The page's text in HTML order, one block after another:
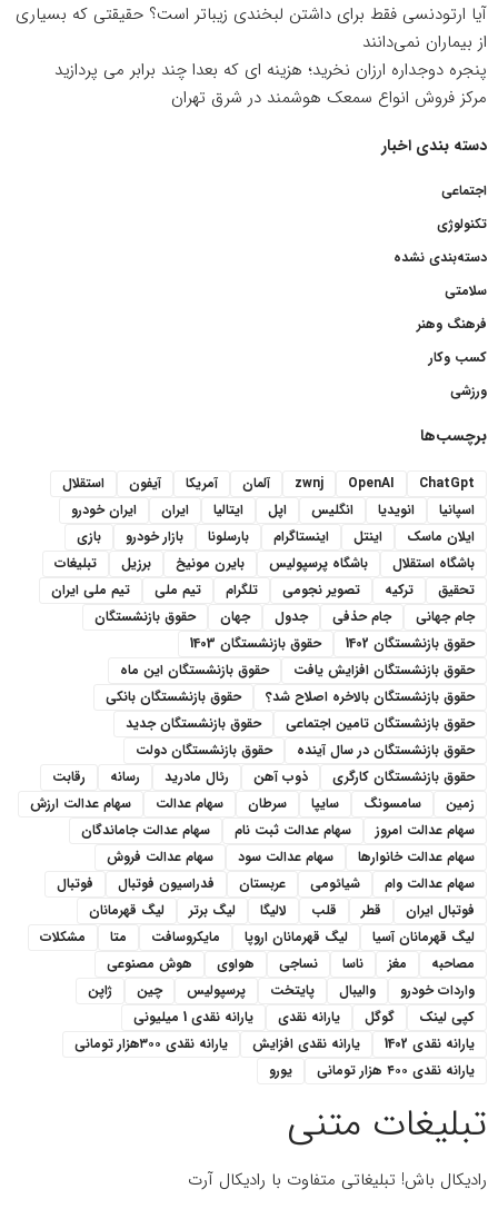
آیا ارتودنسی فقط برای داشتن لبخندی زیباتر است؟ حقیقتی که بسیاری
از بیماران نمی‌دانند
پنجره دوجداره ارزان نخرید؛ هزینه ای که بعدا چند برابر می پردازید
مرکز فروش انواع سمعک هوشمند در شرق تهران
دسته بندی اخبار
اجتماعی
تکنولوژی
دسته‌بندی نشده
سلامتی
فرهنگ وهنر
کسب وکار
ورزشی
برچسب‌ها
ChatGpt
OpenAI
zwnj آلمان آمریکا آیفون
استقلال
اسپانیا
انویدیا انگلیس اپل ایتالیا ایران
ایران خودرو
ایلان ماسک
اینتل اینستاگرام بارسلونا بازار خودرو
بازی
باشگاه استقلال
باشگاه پرسپولیس بایرن مونیخ برزیل
تبلیغات
تحقیق
ترکیه تصویر نجومی تلگرام تیم ملی
تیم ملی ایران
جام جهانی
جام حذفی جدول جهان
حقوق بازنشستگان
حقوق بازنشستگان 1402
حقوق بازنشستگان 1403
حقوق بازنشستگان افزایش یافت
حقوق بازنشستگان این ماه
حقوق بازنشستگان بالاخره اصلاح شد؟
حقوق بازنشستگان بانکی
حقوق بازنشستگان تامین اجتماعی
حقوق بازنشستگان جدید
حقوق بازنشستگان در سال آینده
حقوق بازنشستگان دولت
حقوق بازنشستگان کارگری
ذوب آهن رئال مادرید رسانه
رقابت
زمین
سامسونگ سایپا سرطان سهام عدالت
سهام عدالت ارزش
سهام عدالت امروز
سهام عدالت ثبت نام
سهام عدالت جاماندگان
سهام عدالت خانوارها
سهام عدالت سود
سهام عدالت فروش
سهام عدالت وام
شیائومی عربستان فدراسیون فوتبال
فوتبال
فوتبال ایران
قطر قلب لالیگا لیگ برتر
لیگ قهرمانان
لیگ قهرمانان آسیا
لیگ قهرمانان اروپا مایکروسافت متا
مشکلات
مصاحبه
مغز ناسا نساجی هواوی
هوش مصنوعی
واردات خودرو
والیبال پایتخت پرسپولیس چین
ژاپن
کپی لینک
گوگل یارانه نقدی
یارانه نقدی 1 میلیونی
یارانه نقدی 1402
یارانه نقدی افزایش
یارانه نقدی ۳۰۰هزار تومانی
یارانه نقدی ۴۰۰ هزار تومانی
یورو
تبلیغات متنی
رادیکال باش! تبلیغاتی متفاوت با رادیکال آرت